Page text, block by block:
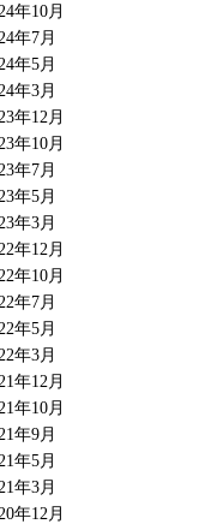
年10月
年7月
年5月
年3月
年12月
年10月
年7月
年5月
年3月
年12月
年10月
年7月
年5月
年3月
年12月
年10月
年9月
年5月
年3月
年12月